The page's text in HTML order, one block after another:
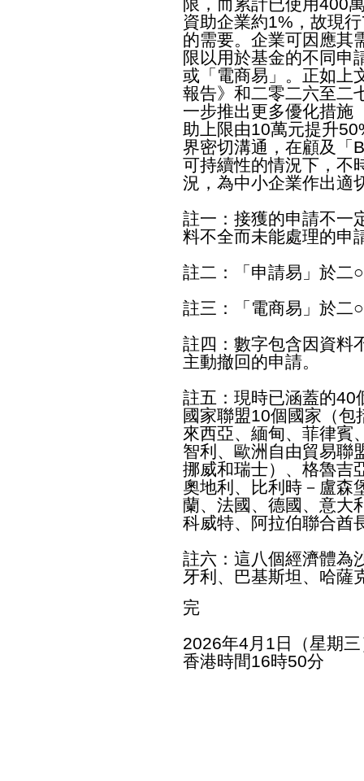
資助企業約1%，故現
的需要。企業可因應其
限以用於基金的不同申
或「電商易」。正如上
報告》和二零二六至二
一步推出更多優化措施
助上限由10萬元提升
界密切溝通，在顧及「
可持續性的情況下，不
況，為中小企業作出適
註一：接獲的申請不一
料不全而未能處理的申
註二：「申請易」於二
註三：「電商易」於二
註四：數字包含因資料
主動撤回的申請。
註五：現時已涵蓋的40
國家聯盟10個國家（
來西亞、緬甸、菲律賓
智利、歐洲自由貿易聯
挪威和瑞士）、格魯吉
奧地利、比利時－盧森
蘭、法國、德國、意大
科威特、阿拉伯聯合酋
註六：這八個經濟體為
牙利、巴基斯坦、哈薩
完
2026年4月1日（星期
香港時間16時50分